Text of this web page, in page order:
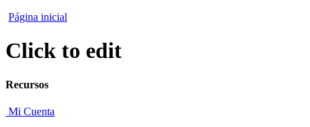
Página inicial
Click to edit
Recursos
Mi Cuenta